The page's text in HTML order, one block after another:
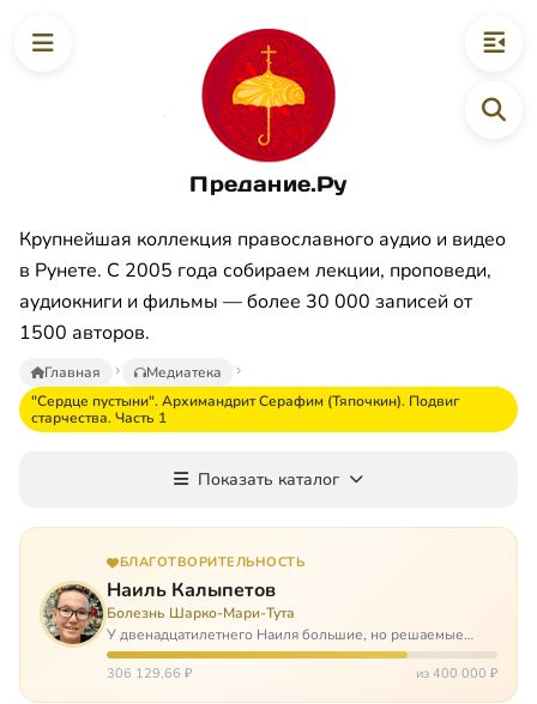
Предание.Ру
Крупнейшая коллекция православного аудио и видео
в Рунете. С 2005 года собираем лекции, проповеди,
аудиокниги и фильмы — более 30 000 записей от
1500 авторов.
Главная
Медиатека
"Сердце пустыни". Архимандрит Серафим (Тяпочкин). Подвиг
старчества. Часть 1
Показать каталог
БЛАГОТВОРИТЕЛЬНОСТЬ
Наиль Калыпетов
Болезнь Шарко-Мари-Тута
У двенадцатилетнего Наиля большие, но решаемые
проблемы. Он болен редкой болезнью, которая ставит
перед ним множество непростых задача, угрожая в
306 129,66 ₽ из 400 000 ₽